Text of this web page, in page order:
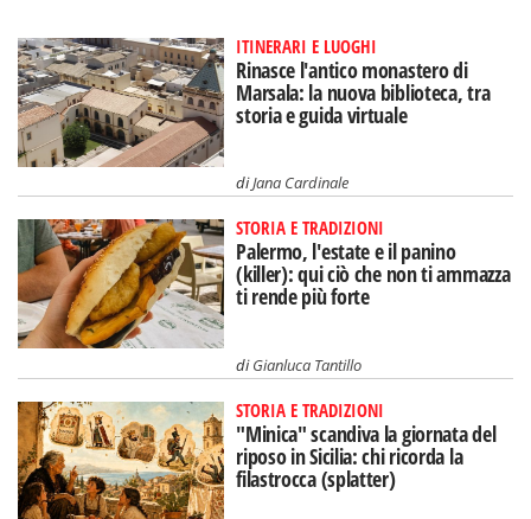
ITINERARI E LUOGHI
Rinasce l'antico monastero di
Marsala: la nuova biblioteca, tra
storia e guida virtuale
diJana Cardinale
STORIA E TRADIZIONI
Palermo, l'estate e il panino
(killer): qui ciò che non ti ammazza
ti rende più forte
diGianluca Tantillo
STORIA E TRADIZIONI
"Minica" scandiva la giornata del
riposo in Sicilia: chi ricorda la
filastrocca (splatter)